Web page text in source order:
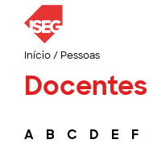
Início/ Pessoas
Docentes
A B C D E F